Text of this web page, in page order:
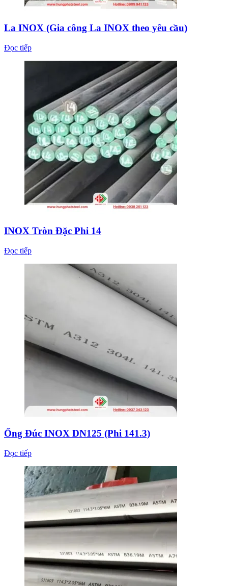
La INOX (Gia công La INOX theo yêu cầu)
Đọc tiếp
INOX Tròn Đặc Phi 14
Đọc tiếp
Ống Đúc INOX DN125 (Phi 141.3)
Đọc tiếp